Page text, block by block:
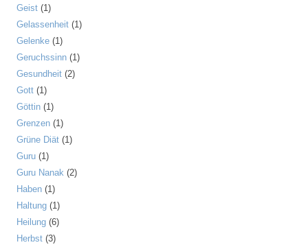
Geist (1)
Gelassenheit (1)
Gelenke (1)
Geruchssinn (1)
Gesundheit (2)
Gott (1)
Göttin (1)
Grenzen (1)
Grüne Diät (1)
Guru (1)
Guru Nanak (2)
Haben (1)
Haltung (1)
Heilung (6)
Herbst (3)